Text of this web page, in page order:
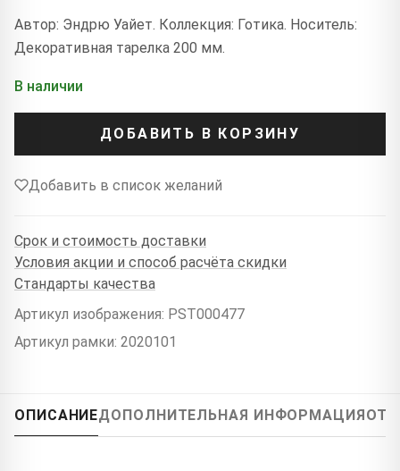
Автор: Эндрю Уайет. Коллекция: Готика. Носитель:
Декоративная тарелка 200 мм.
В наличии
ДОБАВИТЬ В КОРЗИНУ
Добавить в список желаний
Срок и стоимость доставки
Условия акции и способ расчёта скидки
Стандарты качества
Артикул изображения: PST000477
Артикул рамки: 2020101
ОПИСАНИЕДОПОЛНИТЕЛЬНАЯ ИНФОРМАЦИЯ